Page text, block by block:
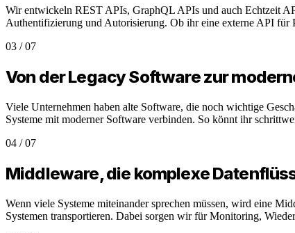
Wir entwickeln REST APIs, GraphQL APIs und auch Echtzeit
Authentifizierung und Autorisierung. Ob ihr eine externe API für
03 /07
Von der Legacy Software zur
Viele Unternehmen haben alte Software, die noch wichtige
Systeme mit moderner Software verbinden. So könnt ihr
04 /07
Middleware, die komplexe
Wenn viele Systeme miteinander sprechen müssen, wird eine
Systemen transportieren. Dabei sorgen wir für Monitoring,